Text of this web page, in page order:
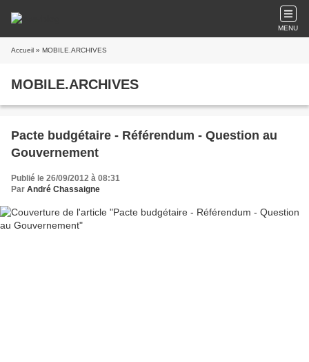
MENU
Accueil » MOBILE.ARCHIVES
MOBILE.ARCHIVES
Pacte budgétaire - Référendum - Question au
Gouvernement
Publié le 26/09/2012 à 08:31
Par André Chassaigne